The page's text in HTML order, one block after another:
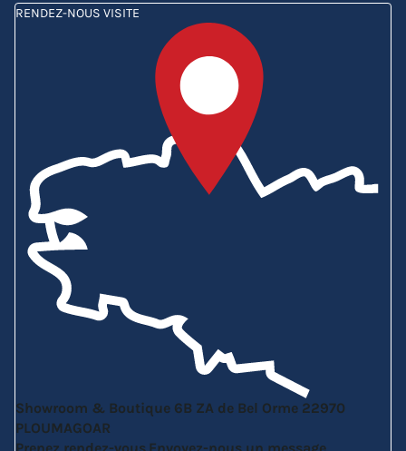
RENDEZ-NOUS VISITE
Showroom & Boutique 6B ZA de Bel Orme 22970
PLOUMAGOAR